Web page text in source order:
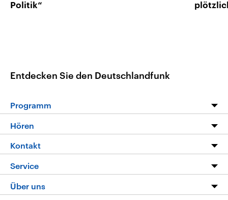
Politik“
Entdecken Sie den Deutschlandfunk
Programm
Die Nachrichten
Nachrichtenleicht
Neue Beiträge auf dlf.de
Hören
Livestream
Podcasts
Deutschlandfunk App
Kontakt
Hörerservice
Service
FAQ
Über uns